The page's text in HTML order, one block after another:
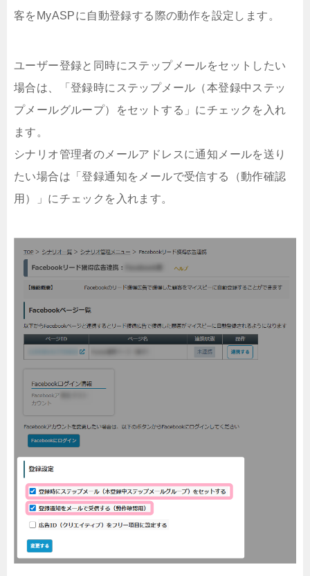
客をMyASPに自動登録する際の動作を設定します。
ユーザー登録と同時にステップメールをセットしたい
場合は、「登録時にステップメール（本登録中ステッ
プメールグループ）をセットする」にチェックを入れ
ます。
シナリオ管理者のメールアドレスに通知メールを送り
たい場合は「登録通知をメールで受信する（動作確認
用）」にチェックを入れます。